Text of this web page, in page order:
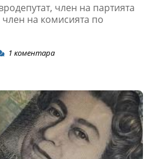
член на партията
на комисията по
1 коментара